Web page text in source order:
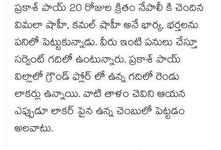
ప్రకాశ్ పాయ్ 20 రోజుల క్రితం నేపాలీ కి చెందిన
విమలా షాహీ, కమల్ షాహీ అనే భార్య, భర్తలను
పనిలో పెట్టుకున్నాడు. వీరు ఇంటి పనులు చేస్తూ
సర్వెంట్ గదిలో ఉంటున్నారు. ప్రకాశ్ పాయ్
విల్లాలో గ్రౌండ్ ఫ్లోర్ లో ఉన్న గదిలో రెండు
లాకర్లు ఉన్నాయి. వాటి తాళం చెవిని ఆయన
ఎప్పుడూ లాకర్ పైన ఉన్న చెంబులో పెట్టడం
అలవాటు.